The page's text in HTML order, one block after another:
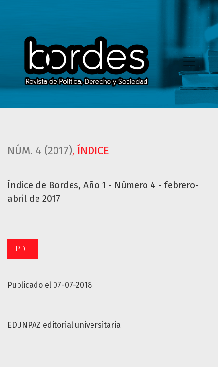
Índice de Bordes, Año 1 - Número 4 - febrero-abril de 2017
NÚM. 4 (2017), ÍNDICE
Índice de Bordes, Año 1 - Número 4 - febrero-
abril de 2017
Publicado el 07-07-2018
PDF
EDUNPAZ editorial universitaria